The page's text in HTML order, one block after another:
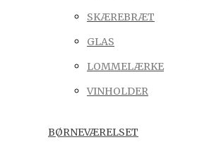
SKÆREBRÆT
GLAS
LOMMELÆRKE
VINHOLDER
BØRNEVÆRELSET